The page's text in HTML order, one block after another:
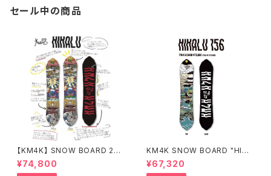
セール中の商品
【KM4K】 SNOW BOARD 25/
¥74,800
KM4K SNOW BOARD "HIKA
LU 156" 平良光シグネチャーボ
ード
¥67,320